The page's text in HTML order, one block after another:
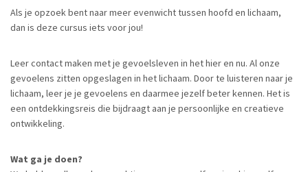
Als je opzoek bent naar meer evenwicht tussen hoofd en lichaam,
dan is deze cursus iets voor jou!
Leer contact maken met je gevoelsleven in het hier en nu. Al onze
gevoelens zitten opgeslagen in het lichaam. Door te luisteren naar je
lichaam, leer je je gevoelens en daarmee jezelf beter kennen. Het is
een ontdekkingsreis die bijdraagt aan je persoonlijke en creatieve
ontwikkeling.
Wat ga je doen?